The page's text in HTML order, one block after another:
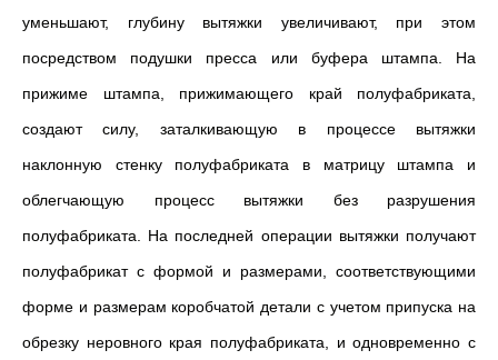
уменьшают, глубину вытяжки увеличивают, при этом
посредством подушки пресса или буфера штампа. На
прижиме штампа, прижимающего край полуфабриката,
создают силу, заталкивающую в процессе вытяжки
наклонную стенку полуфабриката в матрицу штампа и
облегчающую процесс вытяжки без разрушения
полуфабриката. На последней операции вытяжки получают
полуфабрикат с формой и размерами, соответствующими
форме и размерам коробчатой детали с учетом припуска на
обрезку неровного края полуфабриката, и одновременно с